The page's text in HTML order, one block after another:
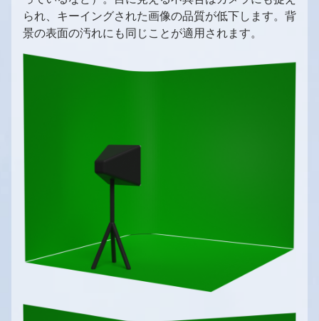
られ、キーイングされた画像の品質が低下します。背
景の表面の汚れにも同じことが適用されます。